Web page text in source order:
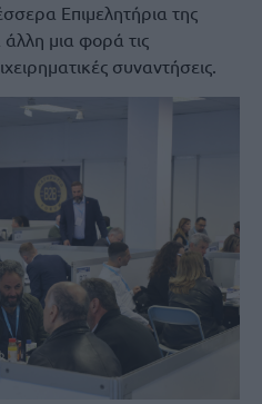
Επιμελητήρια της
μια φορά τις
συναντήσεις.